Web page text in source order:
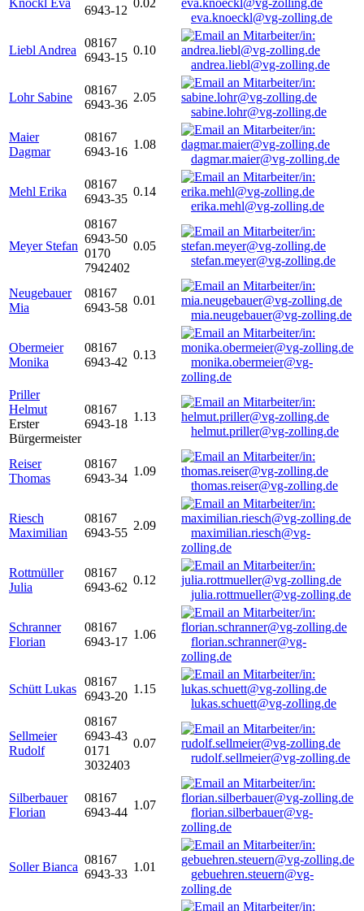
Knöckl Eva
6943-12
0.02
eva.knoeckl@vg-zolling.de
Liebl Andrea
08167
6943-15
0.10
andrea.liebl@vg-zolling.de
Lohr Sabine
08167
6943-36
2.05
sabine.lohr@vg-zolling.de
Maier
Dagmar
08167
6943-16
1.08
dagmar.maier@vg-zolling.de
Mehl Erika
08167
6943-35
0.14
erika.mehl@vg-zolling.de
Meyer Stefan
08167
6943-50
0170
7942402
0.05
stefan.meyer@vg-zolling.de
Neugebauer
Mia
08167
6943-58
0.01
mia.neugebauer@vg-zolling.de
Obermeier
Monika
08167
6943-42
0.13
monika.obermeier@vg-
zolling.de
Priller
Helmut
Erster
Bürgermeister
08167
6943-18
1.13
helmut.priller@vg-zolling.de
Reiser
Thomas
08167
6943-34
1.09
thomas.reiser@vg-zolling.de
Riesch
Maximilian
08167
6943-55
2.09
maximilian.riesch@vg-
zolling.de
Rottmüller
Julia
08167
6943-62
0.12
julia.rottmueller@vg-zolling.de
Schranner
Florian
08167
6943-17
1.06
florian.schranner@vg-
zolling.de
Schütt Lukas
08167
6943-20
1.15
lukas.schuett@vg-zolling.de
Sellmeier
Rudolf
08167
6943-43
0171
3032403
0.07
rudolf.sellmeier@vg-zolling.de
Silberbauer
Florian
08167
6943-44
1.07
florian.silberbauer@vg-
zolling.de
Soller Bianca
08167
6943-33
1.01
gebuehren.steuern@vg-
zolling.de